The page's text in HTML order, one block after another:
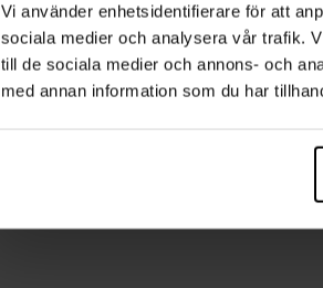
Vi använder enhetsidentifierare för att
sociala medier och analysera vår trafik.
till de sociala medier och annons- och
med annan information som du har